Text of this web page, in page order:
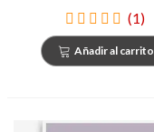
(1)
Añadir al carrito